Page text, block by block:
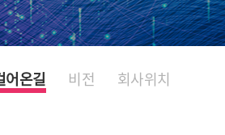
어온길 비전 회사위치